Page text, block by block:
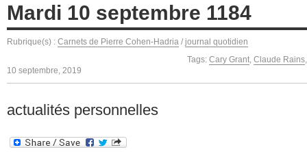
Mardi 10 septembre 1184
Rubrique(s) : Carnets de Pierre Cohen-Hadria / journal quotidien
Tags: Cary Grant Claude Rains
10 septembre, 2019
actualités personnelles